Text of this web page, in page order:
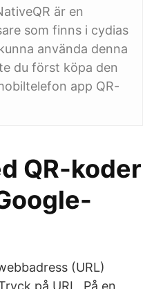
är en
som finns i cydias
använda denna
du först köpa den
app QR-
QR-koder
(URL)
på URL. På en